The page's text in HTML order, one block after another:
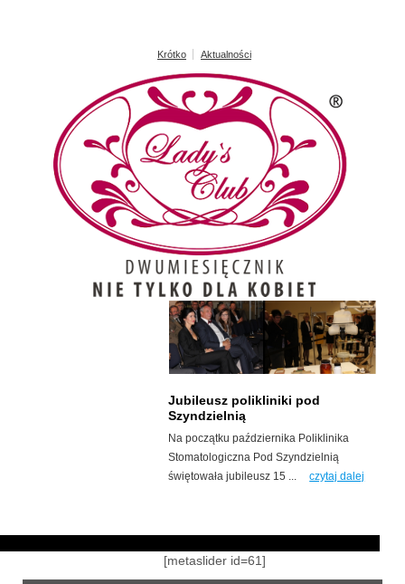
Krótko Aktualności
Jubileusz polikliniki pod
Szyndzielnią
Na początku października Poliklinika
Stomatologiczna Pod Szyndzielnią
świętowała jubileusz 15 ...
czytaj dalej
[metaslider id=61]